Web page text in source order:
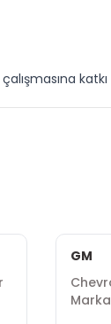
GM
Marka